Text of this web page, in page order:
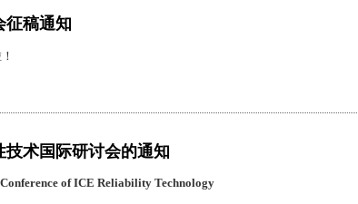
征稿通知
术国际研讨会的通知
of ICE Reliability Technology